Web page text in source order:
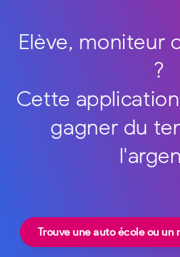
Elève, moniteur
?
Cette
gagner du
Trouve une auto école ou